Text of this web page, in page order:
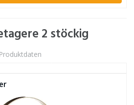
2 stöckig
Produktdaten